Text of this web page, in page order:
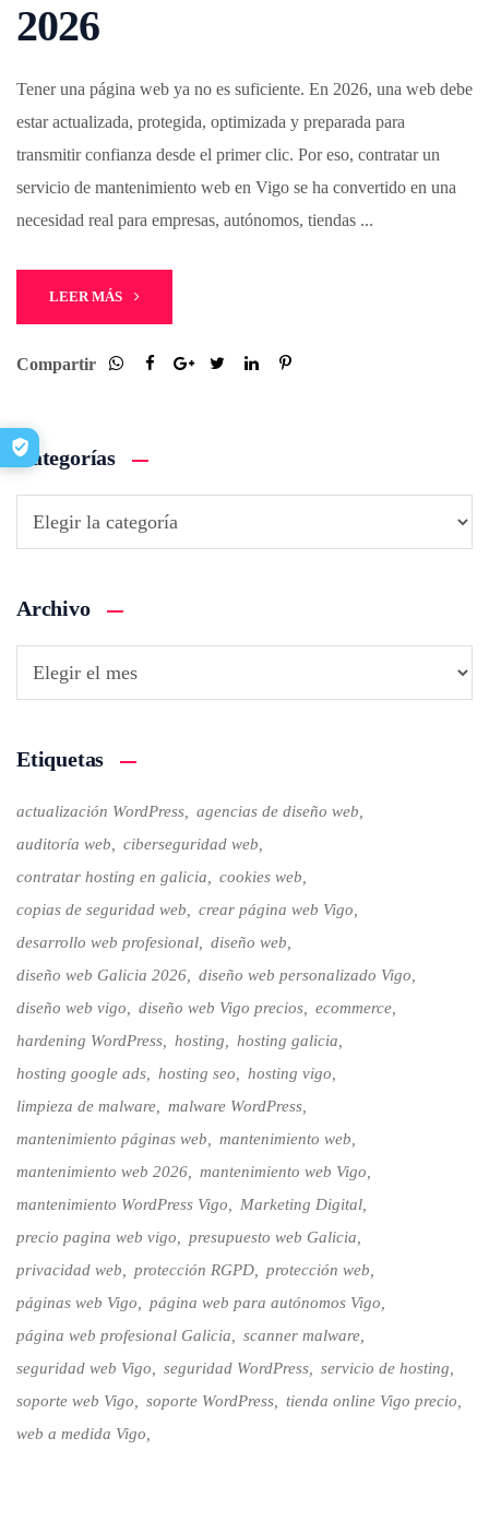
2026
Tener una página web ya no es suficiente. En 2026, una web debe
estar actualizada, protegida, optimizada y preparada para
transmitir confianza desde el primer clic. Por eso, contratar un
servicio de mantenimiento web en Vigo se ha convertido en una
necesidad real para empresas, autónomos, tiendas ...
LEER MÁS
Compartir
Categorías
Archivo
Etiquetas
actualización WordPress
agencias de diseño web
auditoría web
ciberseguridad web
contratar hosting en galicia
cookies web
copias de seguridad web
crear página web Vigo
desarrollo web profesional
diseño web
diseño web Galicia 2026
diseño web personalizado Vigo
diseño web vigo
diseño web Vigo precios
ecommerce
hardening WordPress
hosting
hosting galicia
hosting google ads
hosting seo
hosting vigo
limpieza de malware
malware WordPress
mantenimiento páginas web
mantenimiento web
mantenimiento web 2026
mantenimiento web Vigo
mantenimiento WordPress Vigo
Marketing Digital
precio pagina web vigo
presupuesto web Galicia
privacidad web
protección RGPD
protección web
páginas web Vigo
página web para autónomos Vigo
página web profesional Galicia
scanner malware
seguridad web Vigo
seguridad WordPress
servicio de hosting
soporte web Vigo
soporte WordPress
tienda online Vigo precio
web a medida Vigo